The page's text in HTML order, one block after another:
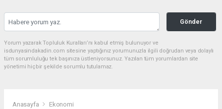
Gönder
Yorum yazarak Topluluk Kuralları’nı kabul etmiş bulunuyor ve
isdunyasindakadin.com sitesine yaptığınız yorumunuzla ilgili doğrudan veya dolaylı
tüm sorumluluğu tek başınıza üstleniyorsunuz. Yazılan tüm yorumlardan site
yönetimi hiçbir şekilde sorumlu tutulamaz.
Anasayfa Ekonomi